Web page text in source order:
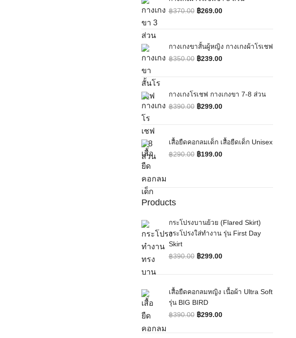
฿370.00
Original price was: ฿370.00.
฿269.00
Current price is: ฿269.00.
กางเกงขาสั้นผู้หญิง กางเกงผ้าโรเชฟ
฿350.00
Original price was: ฿350.00.
฿239.00
Current price is: ฿239.00.
กางเกงโรเชฟ กางเกงขา 7-8 ส่วน
฿390.00
Original price was: ฿390.00.
฿299.00
Current price is: ฿299.00.
เสื้อยืดคอกลมเด็ก เสื้อยืดเด็ก Unisex
฿290.00
Original price was: ฿290.00.
฿199.00
Current price is: ฿199.00.
Products
กระโปรงบานย้วย (Flared Skirt)
กระโปรงใส่ทำงาน รุ่น First Day
Skirt
฿390.00 ฿299.00
เสื้อยืดคอกลมหญิง เนื้อผ้า Ultra Soft
รุ่น BIG BIRD
฿390.00
Original price was: ฿390.00.
฿299.00
Current price is: ฿299.00.